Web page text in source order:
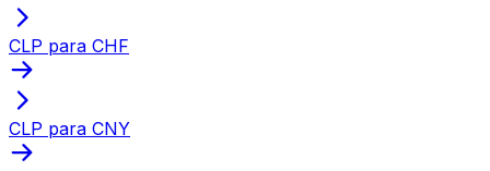
CLP para CHF
CLP para CNY